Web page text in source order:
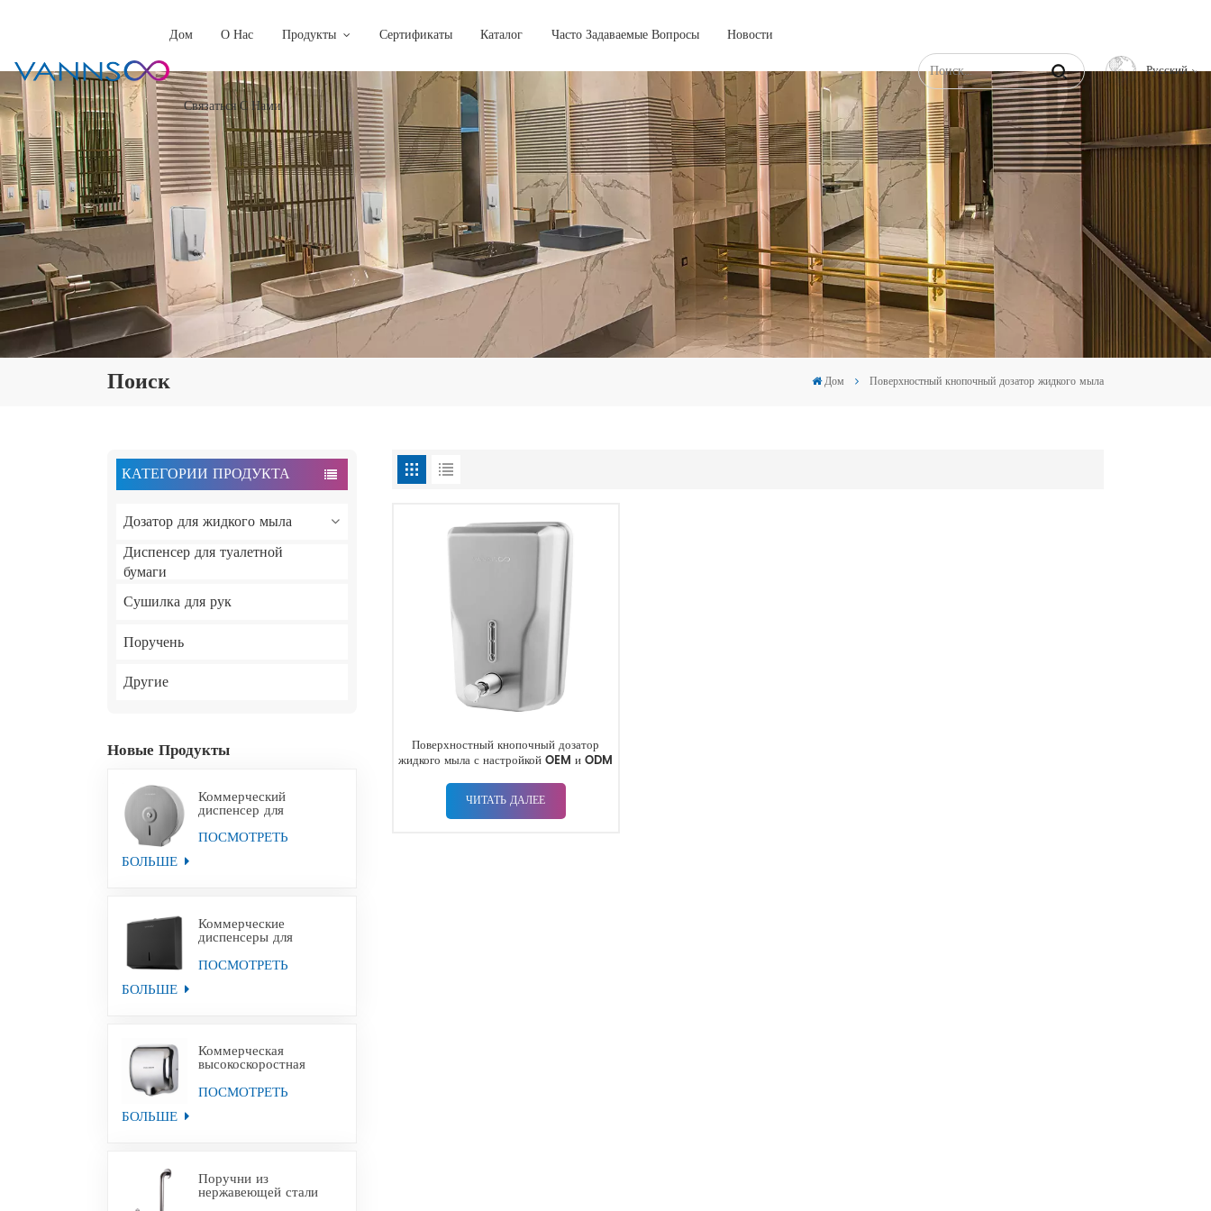
Дом О Нас Продукты Сертификаты Каталог Часто Задаваемые Вопросы Новости
Связаться С Нами
Русский
English
Русский
Español
中文
Поиск Дом Поверхностный кнопочный дозатор жидкого мыла
КАТЕГОРИИ ПРОДУКТА
Дозатор для жидкого мыла
Диспенсер для туалетной
бумаги
Сушилка для рук
Поручень
Другие
Новые Продукты
Коммерческий
диспенсер для
туалетной бумаги
Jumbo из
ПОСМОТРЕТЬ
БОЛЬШЕ
Коммерческие
диспенсеры для
полотенец для рук из
черной бумаги из
ПОСМОТРЕТЬ
БОЛЬШЕ
Коммерческая
высокоскоростная
сушилка для рук для
уборных
ПОСМОТРЕТЬ
БОЛЬШЕ
Поручни из
нержавеющей стали
для инвалидов
Поверхностный кнопочный дозатор
жидкого мыла с настройкой OEM и ODM
ЧИТАТЬ ДАЛЕЕ